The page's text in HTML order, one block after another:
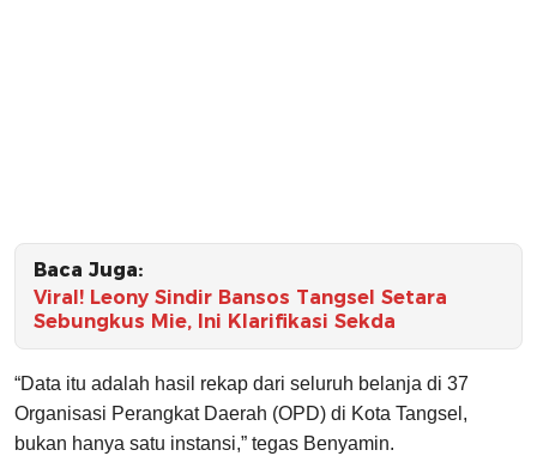
Baca Juga:
Viral! Leony Sindir Bansos Tangsel Setara
Sebungkus Mie, Ini Klarifikasi Sekda
“Data itu adalah hasil rekap dari seluruh belanja di 37
Organisasi Perangkat Daerah (OPD) di Kota Tangsel,
bukan hanya satu instansi,” tegas Benyamin.